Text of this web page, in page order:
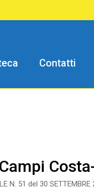
Contatti
N. 51 del 30 SETTEMBRE